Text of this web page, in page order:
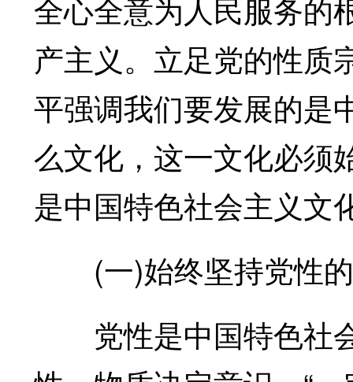
全心全意为人民服务的
产主义。立足党的性质
平强调我们要发展的是
么文化，这一文化必须
是中国特色社会主义文
(一)始终坚持党性的
党性是中国特色社